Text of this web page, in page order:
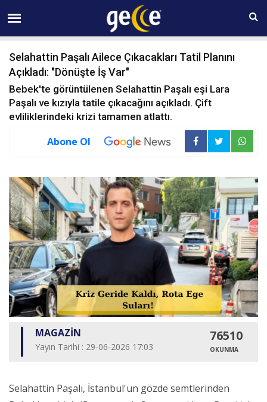
07 AĞUSTOS Cuma 17:04
Selahattin Paşalı Ailece Çıkacakları Tatil Planını
Açıkladı: "Dönüşte İş Var"
Bebek'te görüntülenen Selahattin Paşalı eşi Lara
Paşalı ve kızıyla tatile çıkacağını açıkladı. Çift
evliliklerindeki krizi tamamen atlattı.
Abone Ol
MAGAZİN
Yayın Tarihi : 29-06-2026 17:03
76510
OKUNMA
Selahattin Paşalı, İstanbul'un gözde semtlerinden